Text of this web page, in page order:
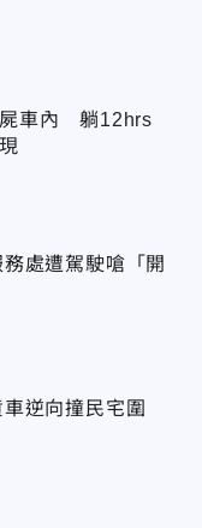
屍車內 躺12hrs
處遭駕駛嗆「開
逆向撞民宅圍